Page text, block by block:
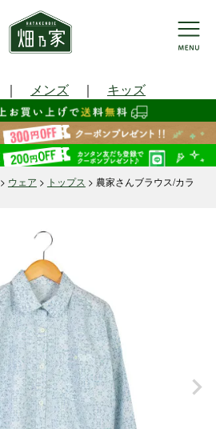
｜ メンズ ｜ キッズ
ウェア トップス
農家さんブラウス/カラ